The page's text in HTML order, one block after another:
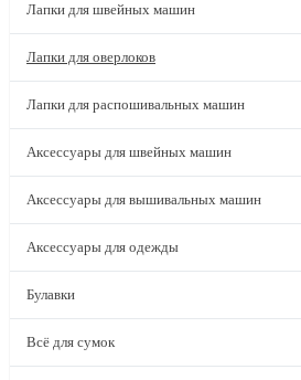
Лапки для швейных машин
Лапки для оверлоков
Лапки для распошивальных машин
Аксессуары для швейных машин
Аксессуары для вышивальных машин
Аксессуары для одежды
Булавки
Всё для сумок